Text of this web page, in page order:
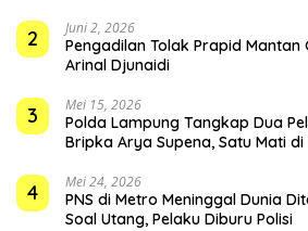
2 Juni 2, 2026
Pengadilan Tolak Prapid Mantan
Arinal Djunaidi
3 Mei 15, 2026
Polda Lampung Tangkap Dua
Bripka Arya Supena, Satu Mati di
4 Mei 24, 2026
PNS di Metro Meninggal Dunia
Soal Utang, Pelaku Diburu Polisi